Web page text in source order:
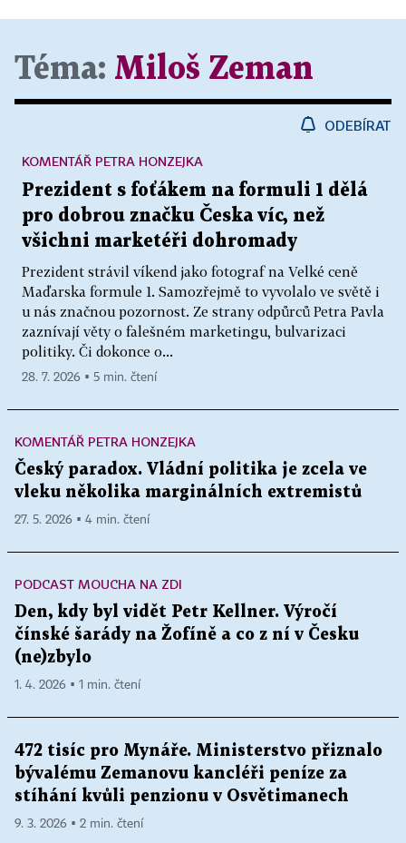
Téma: Miloš Zeman
ODEBÍRAT
Prezident s foťákem na formuli 1 dělá
pro dobrou značku Česka víc, než
všichni marketéři dohromady
Prezident strávil víkend jako fotograf na Velké ceně
Maďarska formule 1. Samozřejmě to vyvolalo ve světě i
u nás značnou pozornost. Ze strany odpůrců Petra Pavla
zaznívají věty o falešném marketingu, bulvarizaci
politiky. Či dokonce o...
KOMENTÁŘ PETRA HONZEJKA
28. 7. 2026 ▪ 5 min. čtení
KOMENTÁŘ PETRA HONZEJKA
Český paradox. Vládní politika je zcela ve
vleku několika marginálních extremistů
27. 5. 2026 ▪ 4 min. čtení
PODCAST MOUCHA NA ZDI
Den, kdy byl vidět Petr Kellner. Výročí
čínské šarády na Žofíně a co z ní v Česku
(ne)zbylo
1. 4. 2026 ▪ 1 min. čtení
472 tisíc pro Mynáře. Ministerstvo přiznalo
bývalému Zemanovu kancléři peníze za
stíhání kvůli penzionu v Osvětimanech
9. 3. 2026 ▪ 2 min. čtení